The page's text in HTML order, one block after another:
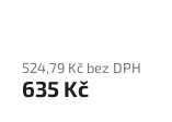
524,79 Kč bez DPH
635 Kč